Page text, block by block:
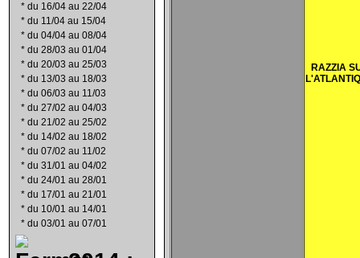
* du 16/04 au 22/04
* du 11/04 au 15/04
* du 04/04 au 08/04
* du 28/03 au 01/04
* du 20/03 au 25/03
* du 13/03 au 18/03
* du 06/03 au 11/03
* du 27/02 au 04/03
* du 21/02 au 25/02
* du 14/02 au 18/02
* du 07/02 au 11/02
* du 31/01 au 04/02
* du 24/01 au 28/01
* du 17/01 au 21/01
* du 10/01 au 14/01
* du 03/01 au 07/01
RAZZIA